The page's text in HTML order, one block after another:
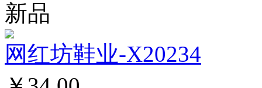
新品
网红坊鞋业-X20234